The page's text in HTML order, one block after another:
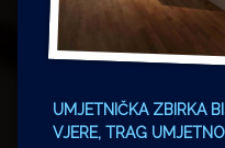
Miroslav Šantek
UMJETNIČKA ZBIRKA
VJERE, TRAG